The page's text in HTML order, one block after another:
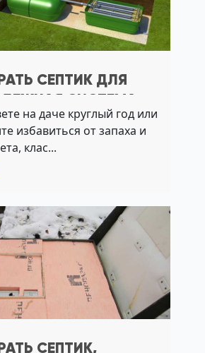
СЕПТИК ДЛЯ
СИСТЕМА
И ЗАПАХОВ
на даче круглый год или
избавиться от запаха и
клас...
СЕПТИК,